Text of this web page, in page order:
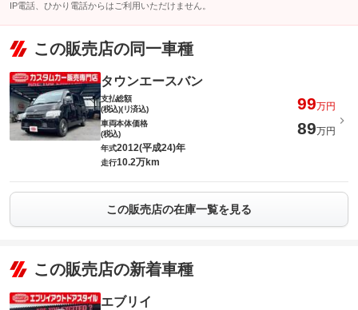
IP電話、ひかり電話からはご利用いただけません。
この販売店の同一車種
タウンエースバン
支払総額
(税込)(リ済込)
99万円
車両本体価格
(税込)
89万円
年式2012(平成24)年
走行10.2万km
この販売店の在庫一覧を見る
この販売店の新着車種
エブリイ